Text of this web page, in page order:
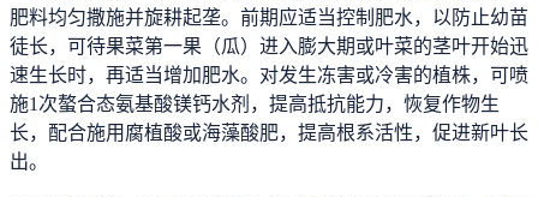
肥料均匀撒施并旋耕起垄。前期应适当控制肥水，以防止幼苗
徒长，可待果菜第一果（瓜）进入膨大期或叶菜的茎叶开始迅
速生长时，再适当增加肥水。对发生冻害或冷害的植株，可喷
施1次螯合态氨基酸镁钙水剂，提高抵抗能力，恢复作物生
长，配合施用腐植酸或海藻酸肥，提高根系活性，促进新叶长
出。